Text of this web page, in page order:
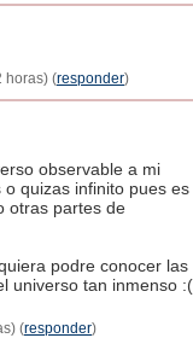
horas) (responder)
observable a mi
quizas infinito pues es
otras partes de
podre conocer las
universo tan inmenso :(
(responder)